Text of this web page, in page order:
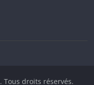
. Tous droits réservés.